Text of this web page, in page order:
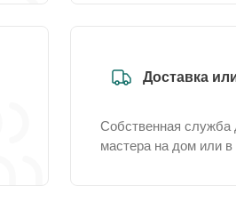
Доставка
Собственная служба
мастера на дом или